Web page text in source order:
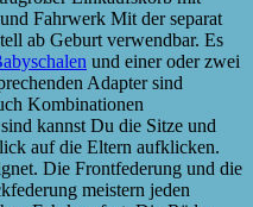
Fahrwerk Mit der separat
ab Geburt verwendbar. Es
und einer oder zwei
Adapter sind
Kombinationen
kannst Du die Sitze und
auf die Eltern aufklicken.
Die Frontfederung und die
meistern jeden